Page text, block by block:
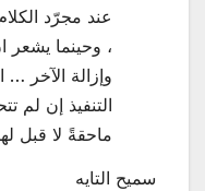
عند مجرّد
، وحينما يشعر
وإزالة الآخر …
التنفيذ إن لم
ماحقةً لا قبل
سميح التايه